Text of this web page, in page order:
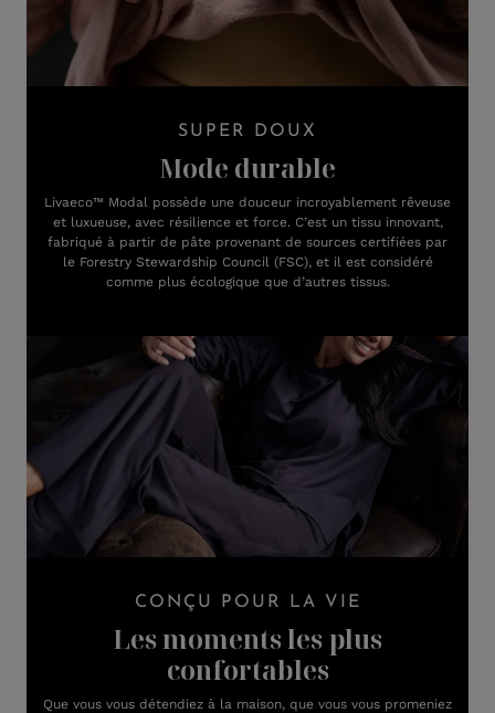
SUPER DOUX
Mode durable
Livaeco™ Modal possède une douceur incroyablement rêveuse
et luxueuse, avec résilience et force. C’est un tissu innovant,
fabriqué à partir de pâte provenant de sources certifiées par
le Forestry Stewardship Council (FSC), et il est considéré
comme plus écologique que d’autres tissus.
CONÇU POUR LA VIE
Les moments les plus
confortables
Que vous vous détendiez à la maison, que vous vous promeniez